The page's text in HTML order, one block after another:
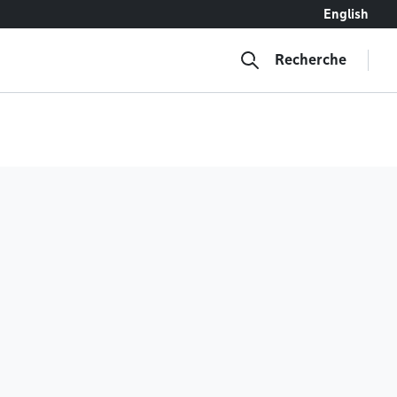
English
Recherche